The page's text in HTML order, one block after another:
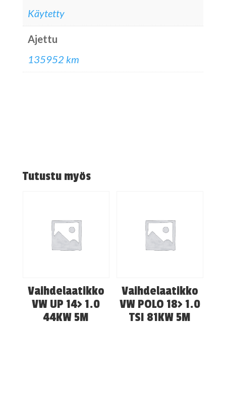
Käytetty
Ajettu
135952 km
Tutustu myös
Vaihdelaatikko
VW UP 14> 1.0
44KW 5M
Vaihdelaatikko
VW POLO 18> 1.0
TSI 81KW 5M